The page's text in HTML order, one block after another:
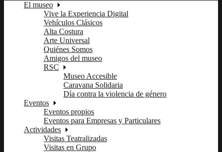
El museo
Vive la Experiencia Digital
Vehículos Clásicos
Alta Costura
Arte Universal
Quiénes Somos
Amigos del museo
RSC
Museo Accesible
Caravana Solidaria
Día contra la violencia de género
Eventos
Eventos propios
Eventos para Empresas y Particulares
Actividades
Visitas Teatralizadas
Visitas en Grupo